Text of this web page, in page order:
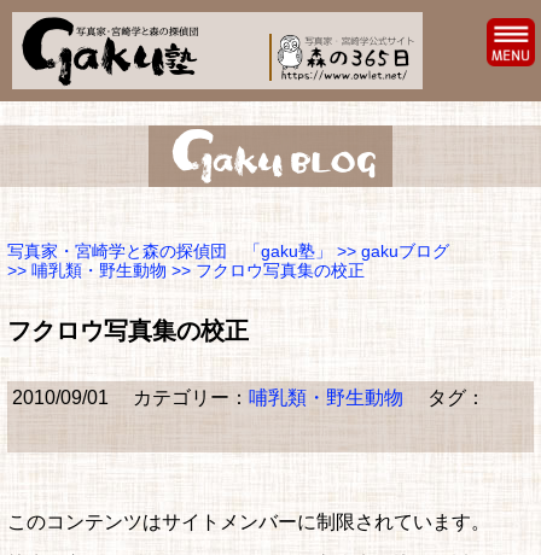
写真家・宮崎学と森の探偵団 「gaku塾」 >> gakuブログ
>> 哺乳類・野生動物 >> フクロウ写真集の校正
フクロウ写真集の校正
2010/09/01 カテゴリー： 哺乳類・野生動物 タグ：
このコンテンツはサイトメンバーに制限されています。